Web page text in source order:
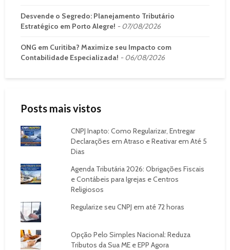
Desvende o Segredo: Planejamento Tributário
Estratégico em Porto Alegre!
07/08/2026
ONG em Curitiba? Maximize seu Impacto com
Contabilidade Especializada!
06/08/2026
Posts mais vistos
CNPJ Inapto: Como Regularizar, Entregar
Declarações em Atraso e Reativar em Até 5
Dias
Agenda Tributária 2026: Obrigações Fiscais
e Contábeis para Igrejas e Centros
Religiosos
Regularize seu CNPJ em até 72 horas
Opção Pelo Simples Nacional: Reduza
Tributos da Sua ME e EPP Agora